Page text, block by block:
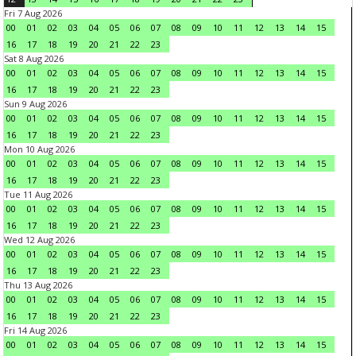
Fri 7 Aug 2026
00
01 02 03 04 05 06 07 08 09 10 11 12 13 14
15
16
17 18 19 20 21 22
23
Sat 8 Aug 2026
00
01 02 03 04 05 06 07 08 09 10 11 12 13 14
15
16
17 18 19 20 21 22
23
Sun 9 Aug 2026
00
01 02 03 04 05 06 07 08 09 10 11 12 13 14
15
16
17 18 19 20 21 22
23
Mon 10 Aug 2026
00
01 02 03 04 05 06 07 08 09 10 11 12 13 14
15
16
17 18 19 20 21 22
23
Tue 11 Aug 2026
00
01 02 03 04 05 06 07 08 09 10 11 12 13 14
15
16
17 18 19 20 21 22
23
Wed 12 Aug 2026
00
01 02 03 04 05 06 07 08 09 10 11 12 13 14
15
16
17 18 19 20 21 22
23
Thu 13 Aug 2026
00
01 02 03 04 05 06 07 08 09 10 11 12 13 14
15
16
17 18 19 20 21 22
23
Fri 14 Aug 2026
00
01 02 03 04 05 06 07 08 09 10 11 12 13 14
15